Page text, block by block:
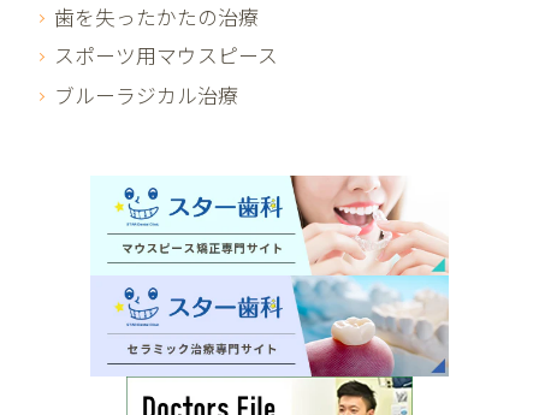
歯を失ったかたの治療
スポーツ用マウスピース
ブルーラジカル治療